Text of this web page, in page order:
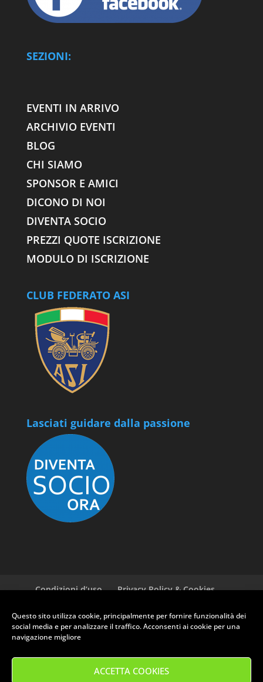
Questo sito utilizza cookie, principalmente per fornire funzionalità dei
social media e per analizzare il traffico. Acconsenti ai cookie per una
navigazione migliore
ACCETTA COOKIES
SEZIONI:
EVENTI IN ARRIVO
ARCHIVIO EVENTI
BLOG
CHI SIAMO
SPONSOR E AMICI
DICONO DI NOI
DIVENTA SOCIO
PREZZI QUOTE ISCRIZIONE
MODULO DI ISCRIZIONE
CLUB FEDERATO ASI
Lasciati guidare dalla passione
Condizioni d’uso
Privacy Policy & Cookies
- P.Iva: 01709030975
Tel. 0574 582221 - Email: info@clubruoteclassiche.it